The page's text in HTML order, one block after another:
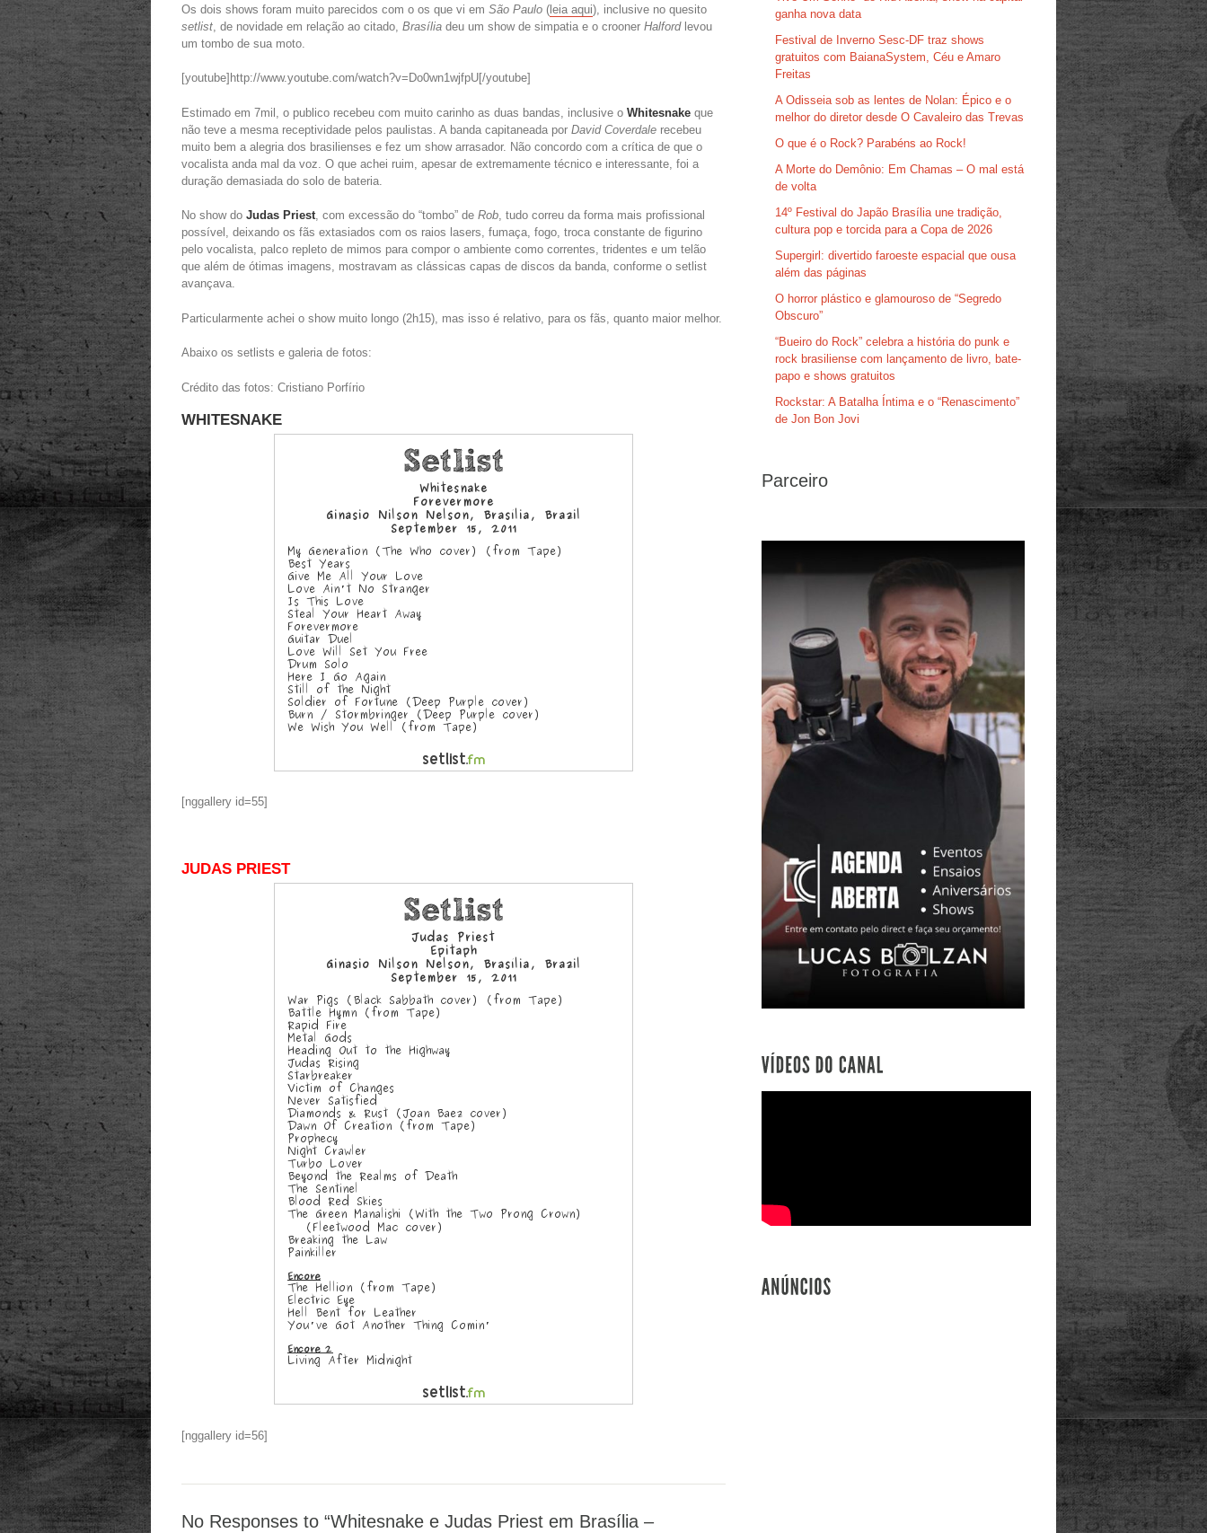
Os dois shows foram muito parecidos com o os que vi em São Paulo (leia aqui), inclusive no quesito
setlist , de novidade em relação ao citado, Brasília deu um show de simpatia e o crooner Halfordlevou
um tombo de sua moto.
[youtube]http://www.youtube.com/watch?v=Do0wn1wjfpU[/youtube]
Estimado em 7mil, o publico recebeu com muito carinho as duas bandas, inclusive o Whitesnake que
não teve a mesma receptividade pelos paulistas. A banda capitaneada por David Coverdale recebeu
muito bem a alegria dos brasilienses e fez um show arrasador. Não concordo com a crítica de que o
vocalista anda mal da voz. O que achei ruim, apesar de extremamente técnico e interessante, foi a
duração demasiada do solo de bateria.
No show do Judas Priest, com excessão do “tombo” de Rob, tudo correu da forma mais profissional
possível, deixando os fãs extasiados com os raios lasers, fumaça, fogo, troca constante de figurino
pelo vocalista, palco repleto de mimos para compor o ambiente como correntes, tridentes e um telão
que além de ótimas imagens, mostravam as clássicas capas de discos da banda, conforme o setlist
avançava.
Particularmente achei o show muito longo (2h15), mas isso é relativo, para os fãs, quanto maior melhor.
Abaixo os setlists e galeria de fotos:
Crédito das fotos: Cristiano Porfírio
WHITESNAKE
[nggallery id=55]
JUDAS PRIEST
[nggallery id=56]
No Responses to “Whitesnake e Judas Priest em Brasília –
ganha nova data
Festival de Inverno Sesc-DF traz shows
gratuitos com BaianaSystem, Céu e Amaro
Freitas
A Odisseia sob as lentes de Nolan: Épico e o
melhor do diretor desde O Cavaleiro das Trevas
O que é o Rock? Parabéns ao Rock!
A Morte do Demônio: Em Chamas – O mal está
de volta
14º Festival do Japão Brasília une tradição,
cultura pop e torcida para a Copa de 2026
Supergirl: divertido faroeste espacial que ousa
além das páginas
O horror plástico e glamouroso de “Segredo
Obscuro”
“Bueiro do Rock” celebra a história do punk e
rock brasiliense com lançamento de livro, bate-
papo e shows gratuitos
Rockstar: A Batalha Íntima e o “Renascimento”
de Jon Bon Jovi
Parceiro